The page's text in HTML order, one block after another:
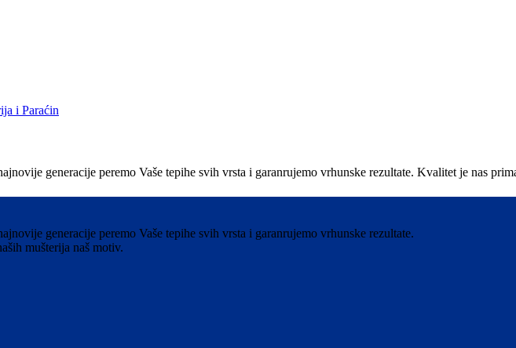
i Paraćin
generacije peremo Vaše tepihe svih vrsta i garanrujemo vrhunske rezultate. Kvalitet je nas
generacije peremo Vaše tepihe svih vrsta i garanrujemo vrhunske rezultate.
mušterija naš motiv.